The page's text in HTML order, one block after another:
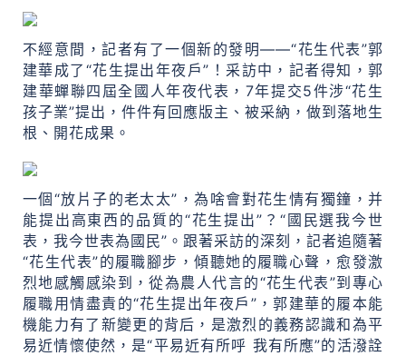
不經意間，記者有了一個新的發明——“花生代表”郭
建華成了“花生提出年夜戶”！采訪中，記者得知，郭
建華蟬聯四屆全國人年夜代表，7年提交5件涉“花生
孩子業”提出，件件有回應版主、被采納，做到落地生
根、開花成果。
一個“放片子的老太太”，為啥會對花生情有獨鐘，并
能提出高東西的品質的“花生提出”？“國民選我今世
表，我今世表為國民”。跟著采訪的深刻，記者追隨著
“花生代表”的履職腳步，傾聽她的履職心聲，愈發激
烈地感觸感染到，從為農人代言的“花生代表”到專心
履職用情盡責的“花生提出年夜戶”，郭建華的履本能
機能力有了新變更的背后，是激烈的義務認識和為平
易近情懷使然，是“平易近有所呼 我有所應”的活潑詮